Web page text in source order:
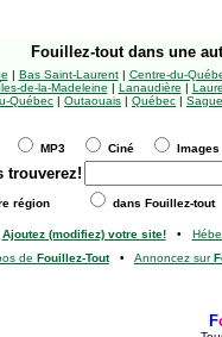
Fouillez-tout dans une
| Bas Saint-Laurent| Centre-du-
de-la-Madeleine | Lanaudière |
Québec | Outaouais | Québec |
MP3 Ciné
trouverez!
région dans Fouillez-tout
Ajoutez (modifiez) votre site!•
de Fouillez-Tout• Annoncez sur
F